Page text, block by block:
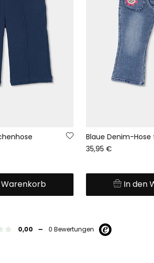
Warenkorb
35,95 €
In den
0,00 - 0 Bewertungen